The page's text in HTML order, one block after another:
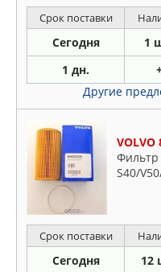
Срок поставки
Сегодня 1
1 дн.
Другие
VOLVO
S40/
Срок поставки
Сегодня 12